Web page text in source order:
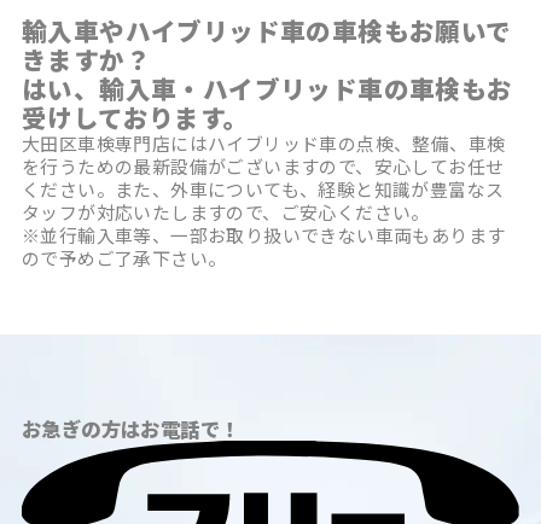
輸入車やハイブリッド車の車検もお願いで
きますか？
はい、輸入車・ハイブリッド車の車検もお
受けしております。
大田区車検専門店にはハイブリッド車の点検、整備、車検
を行うための最新設備がございますので、安心してお任せ
ください。また、外車についても、経験と知識が豊富なス
タッフが対応いたしますので、ご安心ください。
※並行輸入車等、一部お取り扱いできない車両もあります
ので予めご了承下さい。
お急ぎの方はお電話で！